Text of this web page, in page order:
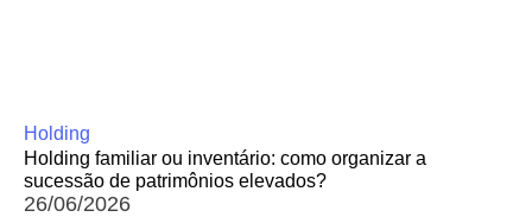
Holding
Holding familiar ou inventário: como organizar a
sucessão de patrimônios elevados?
26/06/2026